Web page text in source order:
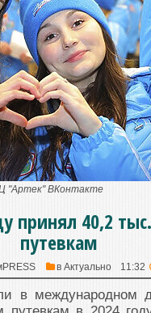
"Артек" ВКонтакте
принял 40,2
путевкам
в Актуально 11:32
в международном